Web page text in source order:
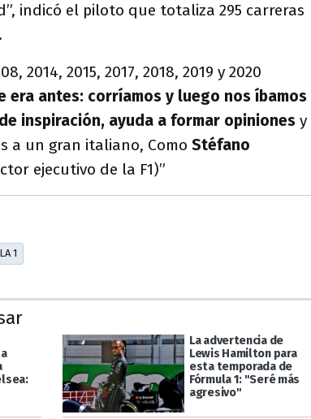
indicó el piloto que totaliza 295 carreras
2014, 2015, 2017, 2018, 2019 y 2020
era antes: corríamos y luego nos íbamos
inspiración, ayuda a formar opiniones y
a un gran italiano, Como Stéfano
ejecutivo de la F1)”
1
La advertencia de
Lewis Hamilton para
esta temporada de
Fórmula 1: "Seré más
agresivo"